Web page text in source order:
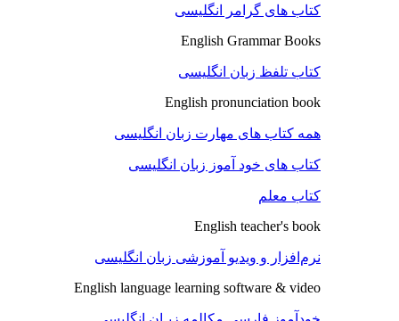
کتاب های گرامر انگلیسی
English Grammar Books
کتاب تلفظ زبان انگلیسی
English pronunciation book
همه کتاب های مهارت زبان انگلیسی
کتاب های خود آموز زبان انگلیسی
کتاب معلم
English teacher's book
نرم‌افزار و ویدیو آموزشی زبان انگلیسی
English language learning software & video